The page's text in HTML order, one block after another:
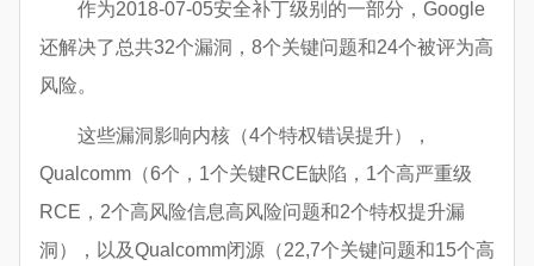
作为2018-07-05安全补丁级别的一部分，Google
还解决了总共32个漏洞，8个关键问题和24个被评为高
风险。
这些漏洞影响内核（4个特权错误提升），
Qualcomm（6个，1个关键RCE缺陷，1个高严重级
RCE，2个高风险信息高风险问题和2个特权提升漏
洞），以及Qualcomm闭源（22,7个关键问题和15个高